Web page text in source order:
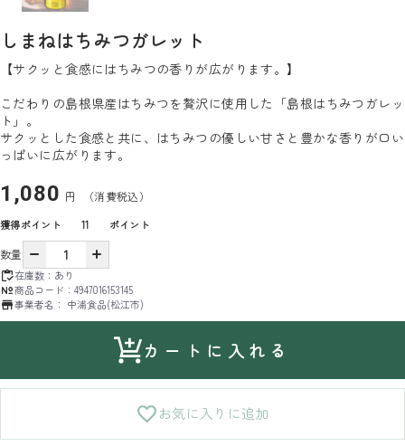
しまねはちみつガレット
【サクッと食感にはちみつの香りが広がります。】
こだわりの島根県産はちみつを贅沢に使用した「島根はちみつガレッ
ト」。
サクッとした食感と共に、はちみつの優しい甘さと豊かな香りが口い
っぱいに広がります。
1,080 円 （消費税込）
獲得ポイント 11 ポイント
数量
在庫数： あり
商品コード： 4947016153145
事業者名： 中浦食品(松江市)
カートに入れる
お気に入りに追加